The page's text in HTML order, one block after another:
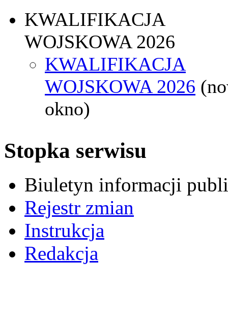
KWALIFIKACJA
WOJSKOWA 2026
KWALIFIKACJA
WOJSKOWA 2026
okno)
Stopka serwisu
Biuletyn informacji
Rejestr zmian
Instrukcja
Redakcja